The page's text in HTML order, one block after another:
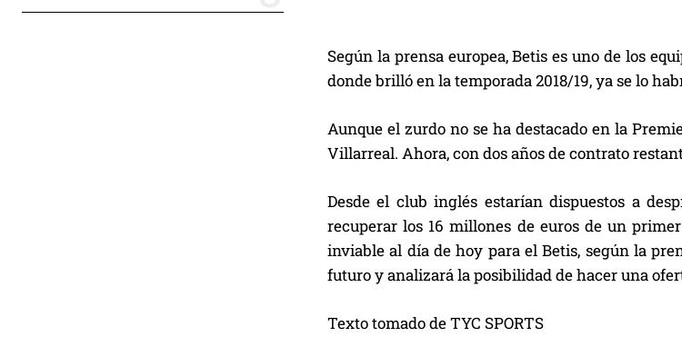
Según la prensa europea, Betis es uno de los
donde brilló en la temporada 2018/19, ya se lo
Aunque el zurdo no se ha destacado en la
Villarreal. Ahora, con dos años de contrato
Desde el club inglés estarían dispuestos a
recuperar los 16 millones de euros de un
inviable al día de hoy para el Betis, según la
futuro y analizará la posibilidad de hacer una
Texto tomado de TYC SPORTS